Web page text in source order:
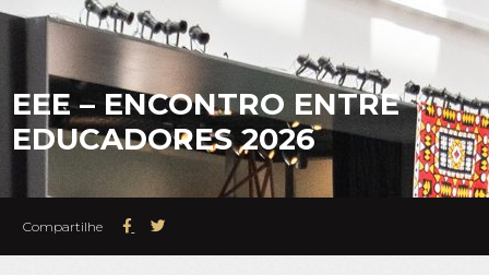
EEE – ENCONTRO ENTRE
EDUCADORES 2026
Compartilhe